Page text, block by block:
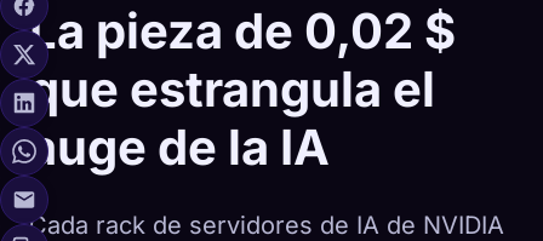
La pieza de 0,02 $
que estrangula el
auge de la IA
Cada rack de servidores de IA de NVIDIA